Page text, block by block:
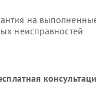
на
неисправностей